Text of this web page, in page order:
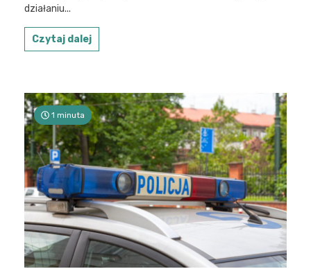
działaniu...
Czytaj dalej
1 minuta